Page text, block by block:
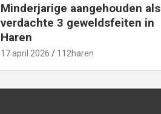
Minderjarige aangehouden als
verdachte 3 geweldsfeiten in
Haren
17 april 2026 112haren